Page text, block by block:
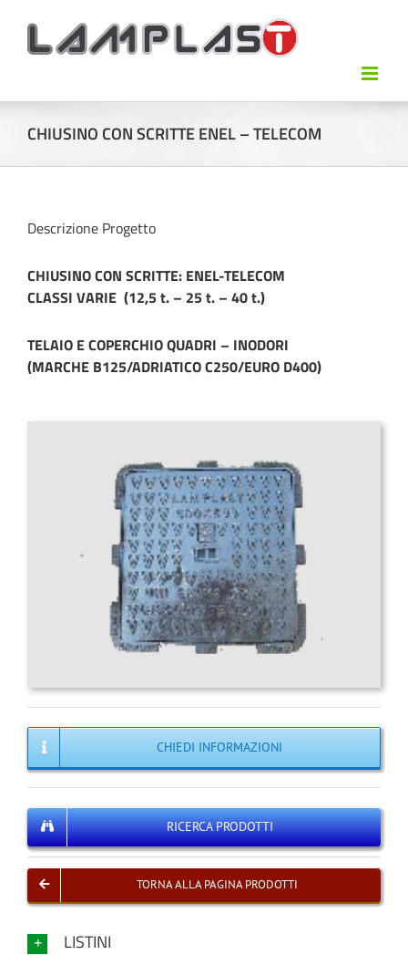
CHIUSINO CON SCRITTE ENEL – TELECOM
Descrizione Progetto
CHIUSINOCON SCRITTE: ENEL-TELECOM
CLASSI VARIE (12,5 t. – 25 t. – 40 t.)
TELAIO E COPERCHIO QUADRI – INODORI
(MARCHE B125/ADRIATICO C250/EURO D400)
CHIEDI INFORMAZIONI
RICERCA PRODOTTI
TORNA ALLA PAGINA PRODOTTI
LISTINI